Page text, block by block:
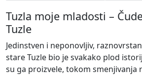
Tuzla moje mladosti –
Tuzle
Jedinstven i neponovljiv,
stare Tuzle bio je svakako plod
su ga proizvele, tokom smenjivanja